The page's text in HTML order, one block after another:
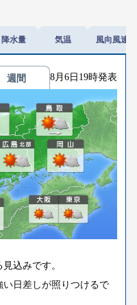
降水量 気温 風向風速
週間 8月6日19時発表
込みです。
日差しが照りつけるで